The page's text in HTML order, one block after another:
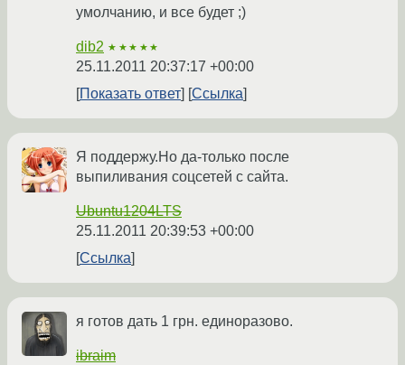
умолчанию, и все будет ;)
dib2 ★★★★★
25.11.2011 20:37:17 +00:00
Показать ответ
Ссылка
Я поддержу.Но да-только после
выпиливания соцсетей с сайта.
Ubuntu1204LTS
25.11.2011 20:39:53 +00:00
Ссылка
я готов дать 1 грн. единоразово.
ibraim